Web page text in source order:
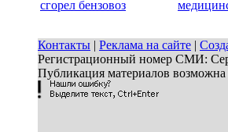
сгорел бензовоз
Контакты | Реклама на сайте |
Регистрационный номер СМИ:
Публикация материалов